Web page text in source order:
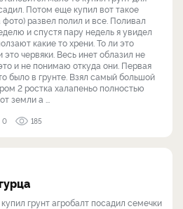
Потом еще купил вот такое
развел полил и все. Поливал
и спустя пару недель я увидел
какие то хрени. То ли это
червяки. Весь инет облазил не
и не понимаю откуда они. Первая
было в грунте. Взял самый большой
2 ростка халапеньо полностью
земли а ...
0 185
грунт агробалт посадил семечки